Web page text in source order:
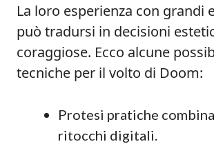
La loro esperienza con grandi
può tradursi in decisioni
coraggiose. Ecco alcune
tecniche per il volto di Doom:
Protesi pratiche
ritocchi digitali.